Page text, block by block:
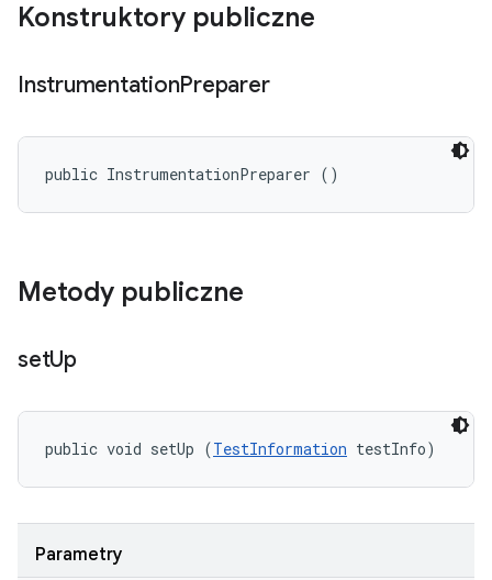
Konstruktory publiczne
InstrumentationPreparer
public InstrumentationPreparer ()
Metody publiczne
setUp
public void setUp (TestInformation testInfo)
Parametry